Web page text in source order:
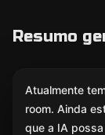
Resumo
Atualmente
room. Ainda
que a IA